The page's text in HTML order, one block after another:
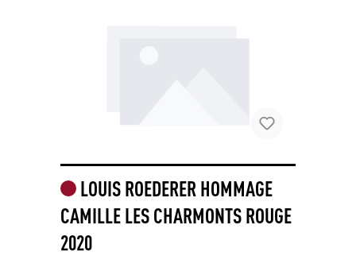
LOUIS ROEDERER HOMMAGE
CAMILLE LES CHARMONTS ROUGE
2020